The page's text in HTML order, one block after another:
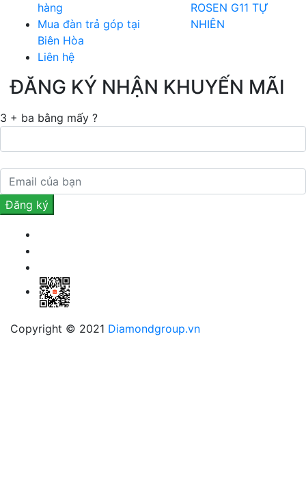
hàng
Mua đàn trả góp tại
Biên Hòa
Liên hệ
ROSEN G11 TỰ
NHIÊN
ĐĂNG KÝ NHẬN KHUYẾN MÃI
3 + ba bằng mấy ?
Copyright © 2021 Diamondgroup.vn